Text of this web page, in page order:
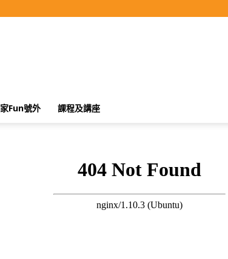
家Fun號外 課程及講座